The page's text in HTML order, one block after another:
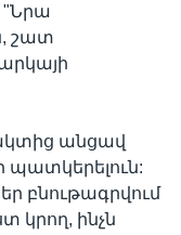
"Նրա
շատ
անցավ
պատկերելուն:
բնութագրվում
կրող, ինչն